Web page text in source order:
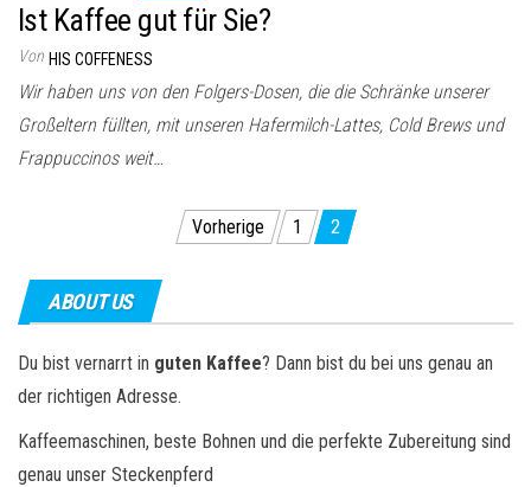
Ist Kaffee gut für Sie?
Von HIS COFFENESS
Wir haben uns von den Folgers-Dosen, die die Schränke unserer
Großeltern füllten, mit unseren Hafermilch-Lattes, Cold Brews und
Frappuccinos weit…
Seitennummerierung
Beiträge
Vorherige 1 2
ABOUT US
Du bist vernarrt in guten Kaffee? Dann bist du bei uns genau an
der richtigen Adresse.
Kaffeemaschinen, beste Bohnen und die perfekte Zubereitung sind
genau unser Steckenpferd